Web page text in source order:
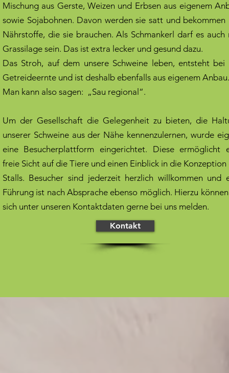
Mischung aus Gerste, Weizen und Erbsen aus eigenem
sowie Sojabohnen. Davon werden sie satt und bekommen
Nährstoffe, die sie brauchen. Als Schmankerl darf es auch
Grassilage sein. Das ist extra lecker und gesund dazu.
Das Stroh, auf dem unsere Schweine leben, entsteht bei
Getreideernte und ist deshalb ebenfalls aus eigenem Anbau.
Man kann also sagen: „Sau regional“.
Um der Gesellschaft die Gelegenheit zu bieten, die
unserer Schweine aus der Nähe kennenzulernen, wurde
eine Besucherplattform eingerichtet. Diese ermöglicht
freie Sicht auf die Tiere und einen Einblick in die Konzeption
Stalls. Besucher sind jederzeit herzlich willkommen und
Führung ist nach Absprache ebenso möglich. Hierzu
sich unter unseren Kontaktdaten gerne bei uns melden.
Kontakt